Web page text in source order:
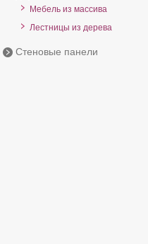
Мебель из массива
Лестницы из дерева
Стеновые панели